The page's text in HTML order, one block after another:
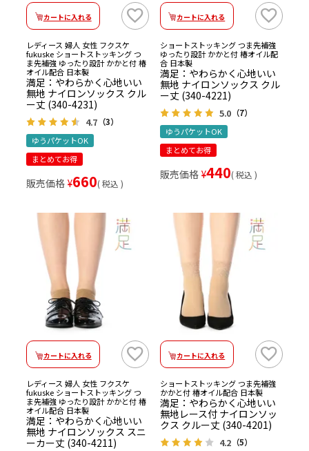
カートに入れる
レディース 婦人 女性 フクスケ
fukuske ショートストッキング つ
ま先補強 ゆったり設計 かかと付 椿
オイル配合 日本製
満足：やわらかく心地いい
無地 ナイロンソックス クル
ー丈 (340-4231)
4.7 （3）
ゆうパケットOK
まとめてお得
販売価格 ¥660 税込
カートに入れる
ショートストッキング つま先補強
ゆったり設計 かかと付 椿オイル配
合 日本製
満足：やわらかく心地いい
無地 ナイロンソックス クル
ー丈 (340-4221)
5.0 （7）
ゆうパケットOK
まとめてお得
販売価格 ¥440 税込
カートに入れる
レディース 婦人 女性 フクスケ
fukuske ショートストッキング つ
ま先補強 ゆったり設計 かかと付 椿
オイル配合 日本製
満足：やわらかく心地いい
無地 ナイロンソックス スニ
ーカー丈 (340-4211)
カートに入れる
ショートストッキング つま先補強
かかと付 椿オイル配合 日本製
満足：やわらかく心地いい
無地レース付 ナイロンソッ
クス クルー丈 (340-4201)
4.2 （5）